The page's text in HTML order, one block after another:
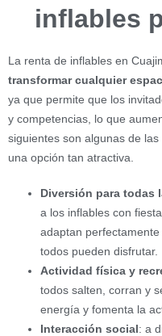
inflables
La renta de inflables en
transformar cualquier
ya que permite que los
y competencias, lo que
siguientes son algunas de
una opción tan atractiva.
Diversión para todas
a los inflables con
adaptan
todos pueden disfrutar.
Actividad física y
todos salten, corran y
energía y fomenta la
Interacción social: a